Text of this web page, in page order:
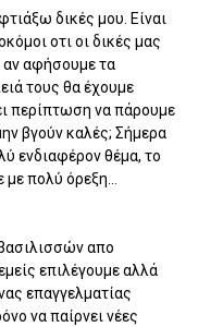
δικές μου. Είναι
οτι οι δικές μας
αν αφήσουμε τα
τους θα έχουμε
περίπτωση να πάρουμε
βγούν καλές; Σήμερα
ενδιαφέρον θέμα, το
πολύ όρεξη...
απο
επιλέγουμε αλλά
επαγγελματίας
να παίρνει νέες